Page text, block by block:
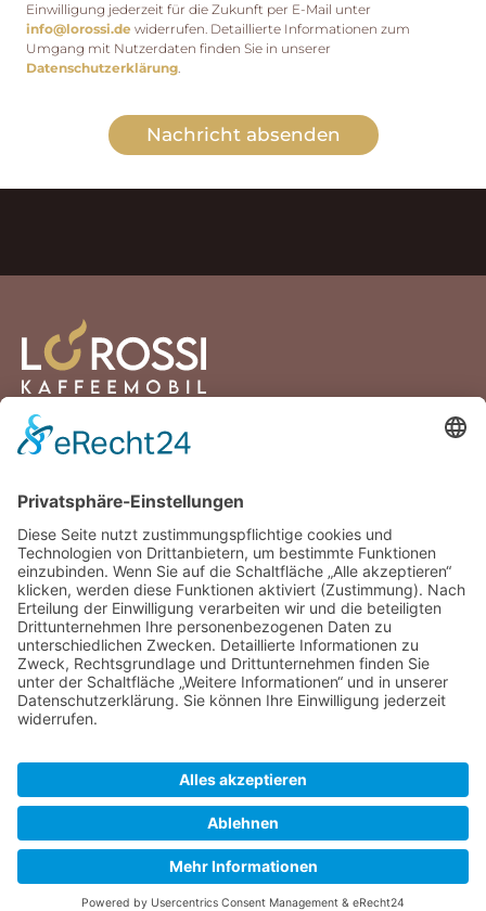
Einwilligung jederzeit für die Zukunft per E-Mail unter
info@lorossi.de widerrufen. Detaillierte Informationen zum
Umgang mit Nutzerdaten finden Sie in unserer
Datenschutzerklärung.
Nachricht absenden
Lortzingstraße 2
Deutschland
+49 176 30432894
info@lorossi.de
FacebookInstagram
Rechte vorbehalten.
Cookie-Einstellungen
Impressum
Datenschutz
Kontakt